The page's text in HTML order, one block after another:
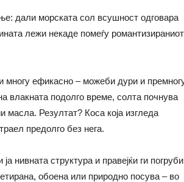
дали морската сол всушност одговара
лежи некаде помеѓу романтизираниот
многу ефикасно – можеби дури и
влакната подолго време, солта почнува
масла. Резултат? Коса која изгледа
предолго без нега.
нивната структура и правејќи ги погруби
обоена или природно посува – во